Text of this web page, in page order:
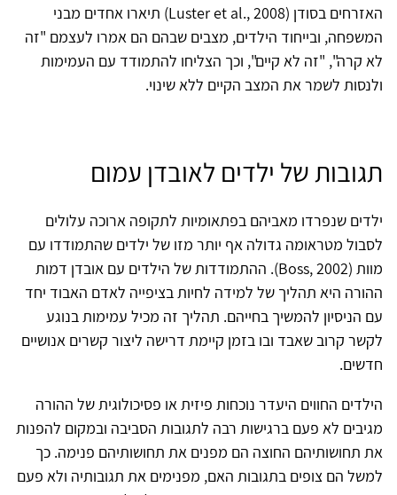
האזרחים בסודן (Luster et al., 2008) תיארו אחדים מבני
המשפחה, ובייחוד הילדים, מצבים שבהם הם אמרו לעצמם "זה
לא קרה", "זה לא קיים", וכך הצליחו להתמודד עם העמימות
ולנסות לשמר את המצב הקיים ללא שינוי.
תגובות של ילדים לאובדן עמום
ילדים שנפרדו מאביהם בפתאומיות לתקופה ארוכה עלולים
לסבול מטראומה גדולה אף יותר מזו של ילדים שהתמודדו עם
מוות (Boss, 2002). ההתמודדות של הילדים עם אובדן דמות
ההורה היא תהליך של למידה לחיות בציפייה לאדם האבוד יחד
עם הניסיון להמשיך בחייהם. תהליך זה מכיל עמימות בנוגע
לקשר קרוב שאבד ובו בזמן קיימת דרישה ליצור קשרים אנושיים
חדשים.
הילדים החווים היעדר נוכחות פיזית או פסיכולוגית של ההורה
מגיבים לא פעם ברגישות רבה לתגובות הסביבה ובמקום להפנות
את תחושותיהם החוצה הם מפנים את תחושותיהם פנימה. כך
למשל הם צופים בתגובות האם, מפנימים את תגובותיה ולא פעם